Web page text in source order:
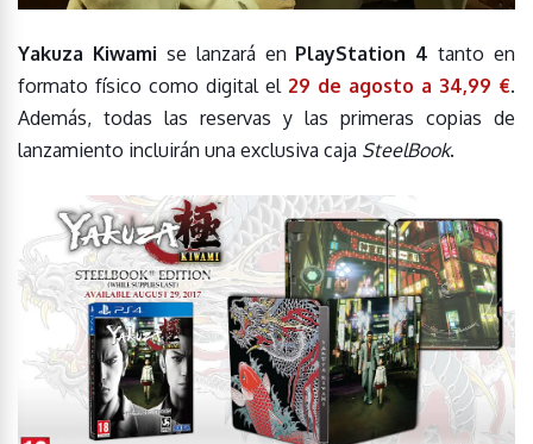
Yakuza Kiwami se lanzará en PlayStation 4 tanto en
formato físico como digital el 29 de agosto a 34,99 €.
Además, todas las reservas y las primeras copias de
lanzamiento incluirán una exclusiva caja SteelBook.